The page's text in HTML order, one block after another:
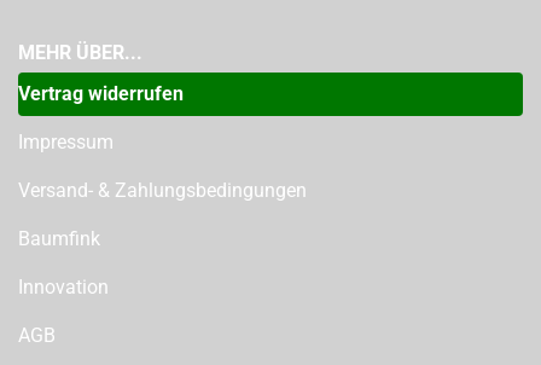
MEHR ÜBER...
Vertrag widerrufen
Impressum
Versand- & Zahlungsbedingungen
Baumfink
Innovation
AGB